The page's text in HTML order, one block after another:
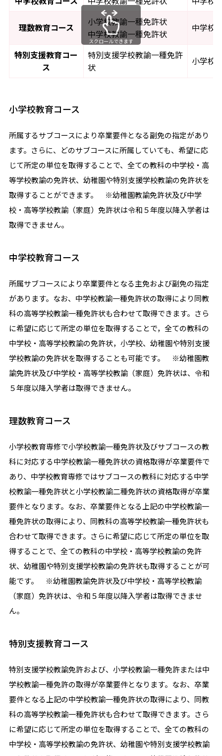
理数教育コース
小学校教諭一種免許状
中学校教諭一種免許状
中学校
特別支援教育コー
ス
特別支援学校教諭一種免許
状
小学校
スクロールできます
小学校教育コース
所属するサブコースにより卒業要件となる副免の指定があり
ます。さらに、どのサブコースに所属していても、希望に応
じて所定の単位を取得することで、全ての教科の中学校・高
等学校教諭の免許状、幼稚園や特別支援学校教諭の免許状を
取得することができます。 ※幼稚園教諭免許状及び中学
校・高等学校教諭（家庭）免許状は令和５年度以降入学者は
取得できません。
中学校教育コース
所属サブコースにより卒業要件となる主免および副免の指定
があります。なお、中学校教諭一種免許状の取得により同教
科の高等学校教諭一種免許状も合わせて取得できます。さら
に希望に応じて所定の単位を取得することで，全ての教科の
中学校・高等学校教諭の免許状，小学校、幼稚園や特別支援
学校教諭の免許状を取得することも可能です。 ※幼稚園教
諭免許状及び中学校・高等学校教諭（家庭）免許状は、令和
５年度以降入学者は取得できません。
理数教育コース
小学校教育専修で小学校教諭一種免許状及びサブコースの教
科に対応する中学校教諭一種免許状の資格取得が卒業要件で
あり、中学校教育専修ではサブコースの教科に対応する中学
校教諭一種免許状と小学校教諭二種免許状の資格取得が卒業
要件となります。なお、卒業要件となる上記の中学校教諭一
種免許状の取得により、同教科の高等学校教諭一種免許状も
合わせて取得できます。さらに希望に応じて所定の単位を取
得することで、全ての教科の中学校・高等学校教諭の免許
状、幼稚園や特別支援学校教諭の免許状も取得することが可
能です。 ※幼稚園教諭免許状及び中学校・高等学校教諭
（家庭）免許状は、令和５年度以降入学者は取得できませ
ん。
特別支援教育コース
特別支援学校教諭免許および、小学校教諭一種免許または中
学校教諭一種免許の取得が卒業要件となります。なお、卒業
要件となる上記の中学校教諭一種免許状の取得により、同教
科の高等学校教諭一種免許状も合わせて取得できます。さら
に希望に応じて所定の単位を取得することで、全ての教科の
中学校・高等学校教諭の免許状、幼稚園や特別支援学校教諭